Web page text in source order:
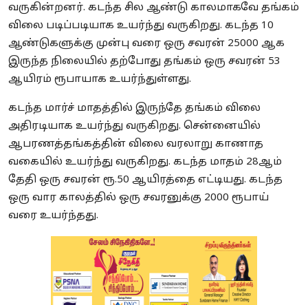
வருகின்றனர். கடந்த சில ஆண்டு காலமாகவே தங்கம்
விலை படிப்படியாக உயர்ந்து வருகிறது. கடந்த 10
ஆண்டுகளுக்கு முன்பு வரை ஒரு சவரன் 25000 ஆக
இருந்த நிலையில் தற்போது தங்கம் ஒரு சவரன் 53
ஆயிரம் ரூபாயாக உயர்ந்துள்ளது.
கடந்த மார்ச் மாதத்தில் இருந்தே தங்கம் விலை
அதிரடியாக உயர்ந்து வருகிறது. சென்னையில்
ஆபரணத்தங்கத்தின் விலை வரலாறு காணாத
வகையில் உயர்ந்து வருகிறது. கடந்த மாதம் 28ஆம்
தேதி ஒரு சவரன் ரூ.50 ஆயிரத்தை எட்டியது. கடந்த
ஒரு வார காலத்தில் ஒரு சவரனுக்கு 2000 ரூபாய்
வரை உயர்ந்தது.